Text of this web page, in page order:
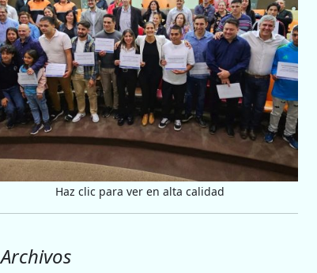
Haz clic para ver en alta calidad
Archivos